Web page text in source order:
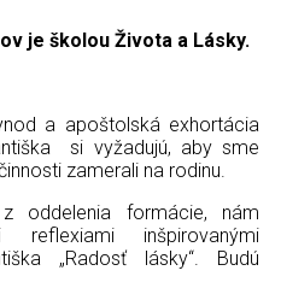
je školou Života a Lásky.
a apoštolská exhortácia
si vyžadujú, aby sme
zamerali na rodinu.
oddelenia formácie, nám
inšpirovanými
„Radosť lásky“. Budú